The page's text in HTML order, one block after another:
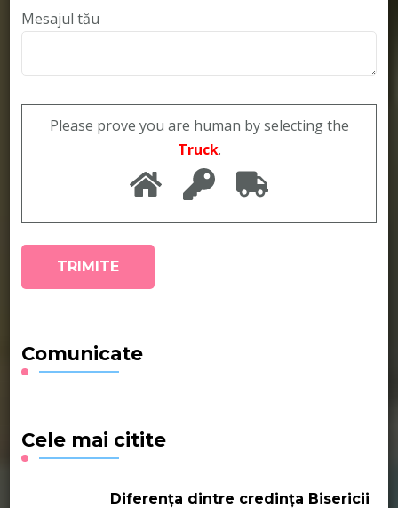
Mesajul tău
Please prove you are human by selecting the
Truck.
Comunicate
Cele mai citite
Diferența dintre credința Bisericii